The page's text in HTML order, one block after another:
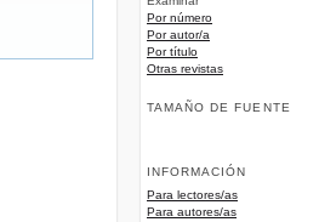
Por número
Por autor/a
Por título
Otras revistas
TAMAÑO DE FUENTE
INFORMACIÓN
Para lectores/as
Para autores/as